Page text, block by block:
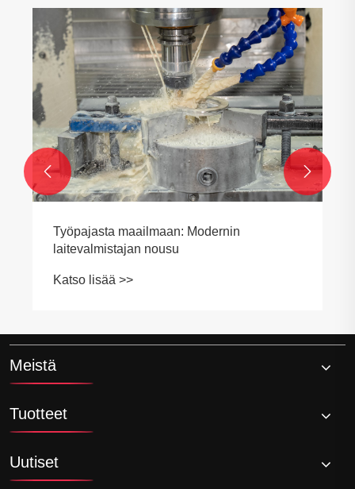
Työpajasta maailmaan: Modernin
laitevalmistajan nousu
Katso lisää >>
 
Meistä
Tuotteet
Uutiset